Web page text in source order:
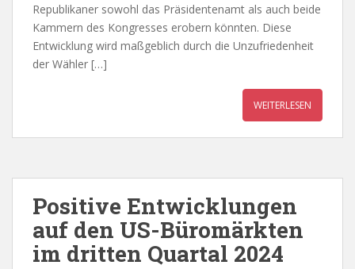
Republikaner sowohl das Präsidentenamt als auch beide
Kammern des Kongresses erobern könnten. Diese
Entwicklung wird maßgeblich durch die Unzufriedenheit
der Wähler […]
WEITERLESEN
Positive Entwicklungen
auf den US-Büromärkten
im dritten Quartal 2024